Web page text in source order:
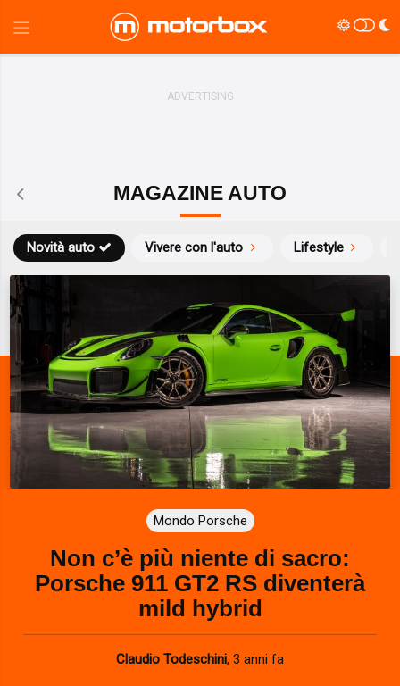
MAGAZINE AUTO
Novità auto Vivere con l'auto Lifestyle
Mondo Porsche
Non c’è più niente di sacro:
Porsche 911 GT2 RS diventerà
mild hybrid
Claudio Todeschini, 3 anni fa